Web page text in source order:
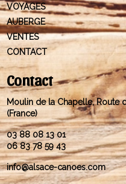
VOYAGES
AUBERGE
VENTES
CONTACT
Contact
Moulin de la Chapelle, Route
(France)
03 88 08 13 01
06 83 78 59 43
info@alsace-canoes.com